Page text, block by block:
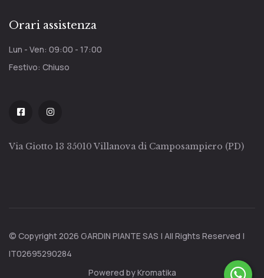
Orari assistenza
Lun - Ven: 09:00 - 17:00
Festivo: Chiuso
Via Giotto 13 35010 Villanova di Camposampiero (PD)
© Copyright 2026 GARDIN PIANTE SAS | All Rights Reserved |
IT02695290284
Powered by Kromatika